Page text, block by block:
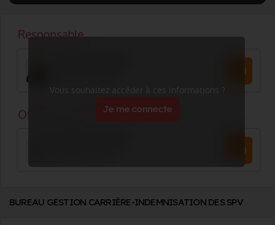
Vous souhaitez accéder à ces informations ?
Je me connecte
BUREAU GESTION CARRIÈRE-INDEMNISATION DES SPV